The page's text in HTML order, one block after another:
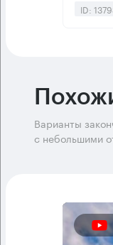
ID:
Варианты
с небольшими